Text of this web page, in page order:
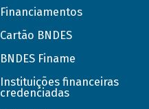
Financiamentos
Cartão BNDES
BNDES Finame
Instituições financeiras
credenciadas